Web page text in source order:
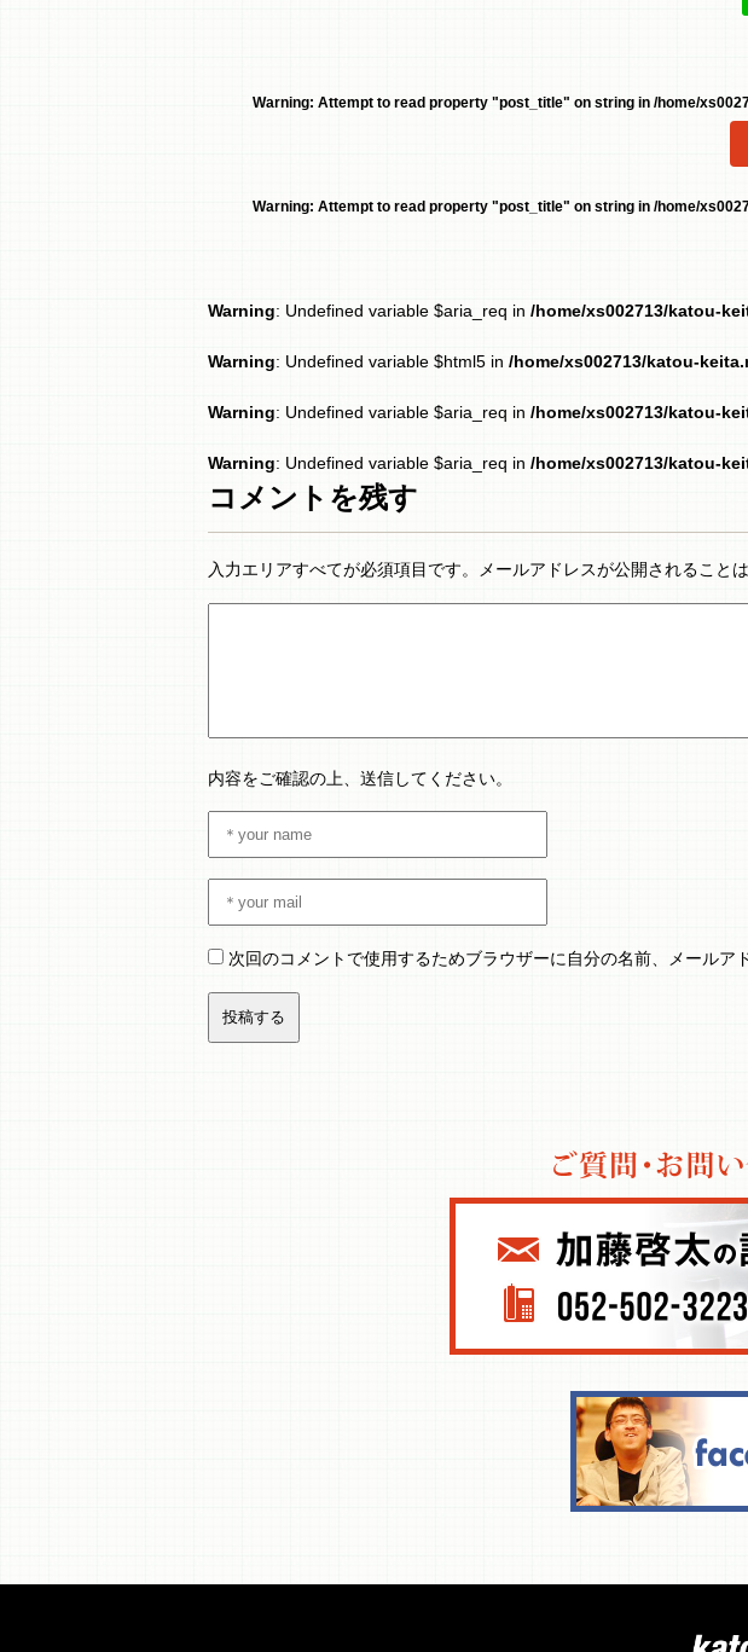
Warning: Attempt to read property "post_title" on string in /home/
Warning: Attempt to read property "post_title" on string in /home/
Warning: Undefined variable $aria_req in /home/xs002713/katou-
Warning: Undefined variable $html5 in /home/xs002713/katou-
Warning: Undefined variable $aria_req in /home/xs002713/katou-
Warning: Undefined variable $aria_req in /home/xs002713/katou-
コメントを残す
入力エリアすべてが必須項目です。メールアドレスが公開されることは
内容をご確認の上、送信してください。
次回のコメントで使用するためブラウザーに自分の名前、メールア